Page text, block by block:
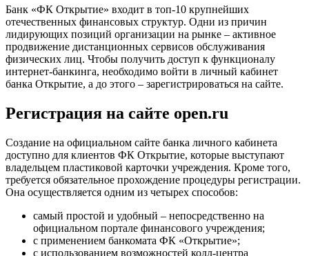
Банк «ФК Открытие» входит в топ-10 крупнейших
отечественных финансовых структур. Одни из причин
лидирующих позиций организации на рынке – активное
продвижение дистанционных сервисов обслуживания
физических лиц. Чтобы получить доступ к функционалу
интернет-банкинга, необходимо войти в личный кабинет
банка Открытие, а до этого – зарегистрироваться на сайте.
Регистрация на сайте open.ru
Создание на официальном сайте банка личного кабинета
доступно для клиентов ФК Открытие, которые выступают
владельцем пластиковой карточки учреждения. Кроме того,
требуется обязательное прохождение процедуры регистрации.
Она осуществляется одним из четырех способов:
самый простой и удобный – непосредственно на
официальном портале финансового учреждения;
с применением банкомата ФК «Открытие»;
с использованием возможностей колл-центра